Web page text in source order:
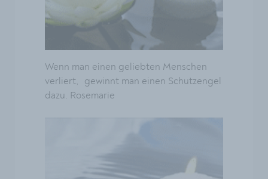
Wenn man einen geliebten Menschen
verliert, gewinnt man einen Schutzengel
dazu. Rosemarie